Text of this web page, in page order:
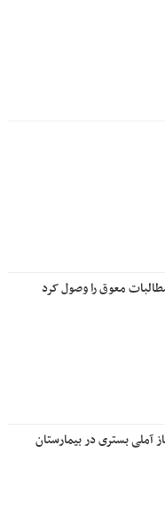
آملی بستری در بیمارستان